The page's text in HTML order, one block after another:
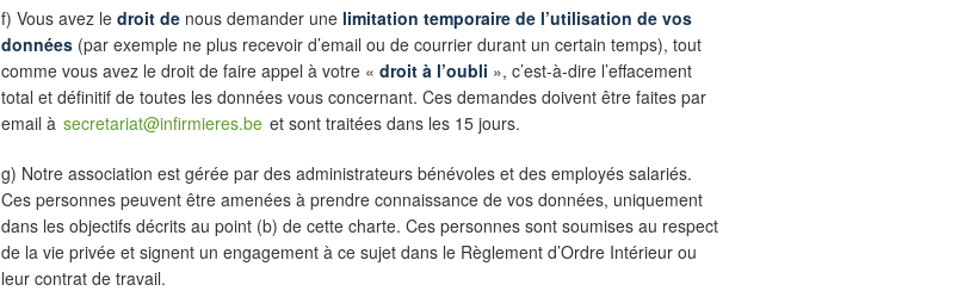
f) Vous avez le droit denous demander une limitation temporaire de l’utilisation de vos
données(par exemple ne plus recevoir d’email ou de courrier durant un certain temps), tout
comme vous avez le droit de faire appel à votre « droit à l’oubli », c’est-à-dire l’effacement
total et définitif de toutes les données vous concernant. Ces demandes doivent être faites par
email à secretariat@infirmieres.be et sont traitées dans les 15 jours.
g) Notre association est gérée par des administrateurs bénévoles et des employés salariés.
Ces personnes peuvent être amenées à prendre connaissance de vos données, uniquement
dans les objectifs décrits au point (b) de cette charte. Ces personnes sont soumises au respect
de la vie privée et signent un engagement à ce sujet dans le Règlement d’Ordre Intérieur ou
leur contrat de travail.